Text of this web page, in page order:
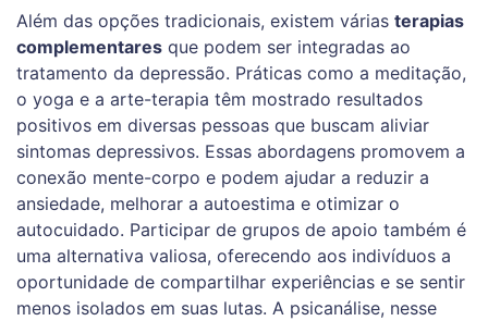
Além das opções tradicionais, existem várias terapias
complementares que podem ser integradas ao
tratamento da depressão. Práticas como a meditação,
o yoga e a arte-terapia têm mostrado resultados
positivos em diversas pessoas que buscam aliviar
sintomas depressivos. Essas abordagens promovem a
conexão mente-corpo e podem ajudar a reduzir a
ansiedade, melhorar a autoestima e otimizar o
autocuidado. Participar de grupos de apoio também é
uma alternativa valiosa, oferecendo aos indivíduos a
oportunidade de compartilhar experiências e se sentir
menos isolados em suas lutas. A psicanálise, nesse